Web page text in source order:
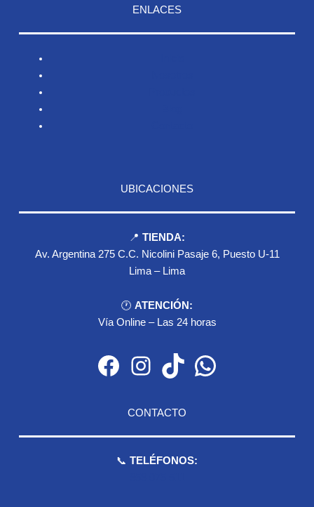
ENLACES
UBICACIONES
📍 TIENDA:
Av. Argentina 275 C.C. Nicolini Pasaje 6, Puesto U-11
Lima – Lima
🕐 ATENCIÓN:
Vía Online – Las 24 horas
Facebook Instagram TikTok WhatsApp
CONTACTO
📞 TELÉFONOS: